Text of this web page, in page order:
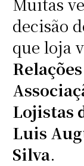
Muitas
decisão
que loja
Lojistas
Luis
Silva.